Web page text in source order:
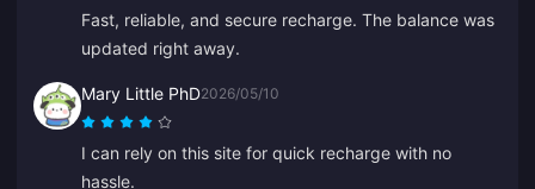
Fast, reliable, and secure recharge. The balance was
updated right away.
Mary Little PhD2026/05/10
I can rely on this site for quick recharge with no
hassle.